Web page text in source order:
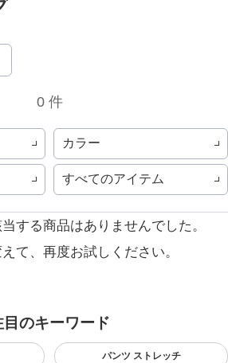
0 件
カラー
すべてのアイテム
する商品はありませんでした。
て、再度お試しください。
目のキーワード
パンツ ストレッチ